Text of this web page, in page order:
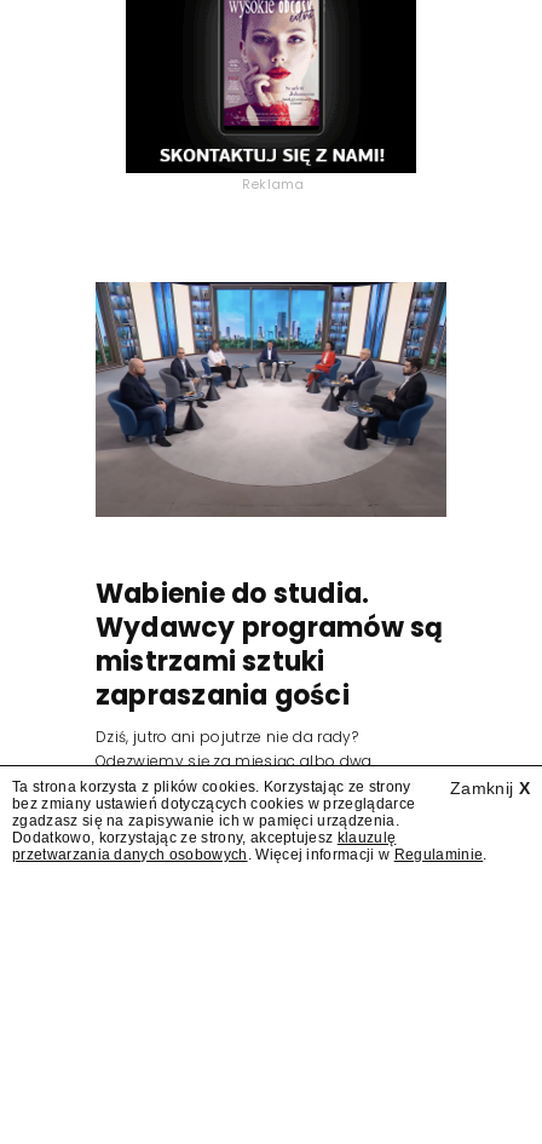
Reklama
Wabienie do studia.
Wydawcy programów są
mistrzami sztuki
zapraszania gości
Dziś, jutro ani pojutrze nie da rady?
Odezwiemy się za miesiąc albo dwa.
Wydawcy programów są mistrzami sztuki
zapraszania gości.
Zamknij X
Ta strona korzysta z plików cookies. Korzystając ze strony
bez zmiany ustawień dotyczących cookies w przeglądarce
zgadzasz się na zapisywanie ich w pamięci urządzenia.
Dodatkowo, korzystając ze strony, akceptujesz klauzulę
przetwarzania danych osobowych . Więcej informacji w Regulaminie.